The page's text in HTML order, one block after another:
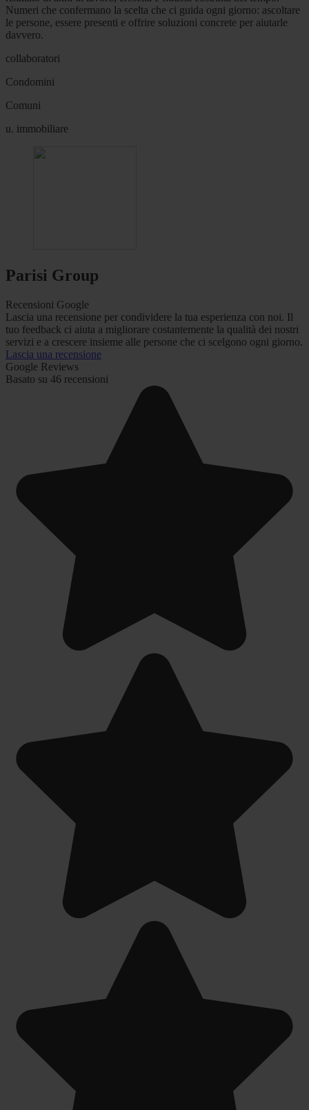
Numeri che confermano la scelta che ci guida ogni giorno: ascoltare
le persone, essere presenti e offrire soluzioni concrete per aiutarle
davvero.
collaboratori
Condomini
Comuni
u. immobiliare
Parisi Group
Recensioni Google
Lascia una recensione per condividere la tua esperienza con noi. Il
tuo feedback ci aiuta a migliorare costantemente la qualità dei nostri
servizi e a crescere insieme alle persone che ci scelgono ogni giorno.
Lascia una recensione
Google Reviews
Basato su 46 recensioni